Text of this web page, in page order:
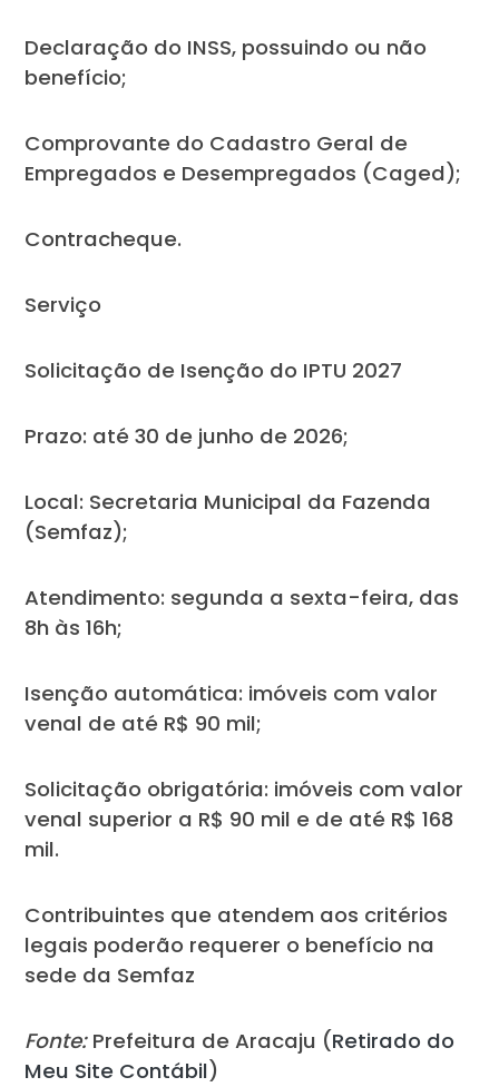
Declaração do INSS, possuindo ou não
benefício;
Comprovante do Cadastro Geral de
Empregados e Desempregados (Caged);
Contracheque.
Serviço
Solicitação de Isenção do IPTU 2027
Prazo: até 30 de junho de 2026;
Local: Secretaria Municipal da Fazenda
(Semfaz);
Atendimento: segunda a sexta-feira, das
8h às 16h;
Isenção automática: imóveis com valor
venal de até R$ 90 mil;
Solicitação obrigatória: imóveis com valor
venal superior a R$ 90 mil e de até R$ 168
mil.
Contribuintes que atendem aos critérios
legais poderão requerer o benefício na
sede da Semfaz
Fonte:Prefeitura de Aracaju (Retirado do
Meu Site Contábil)